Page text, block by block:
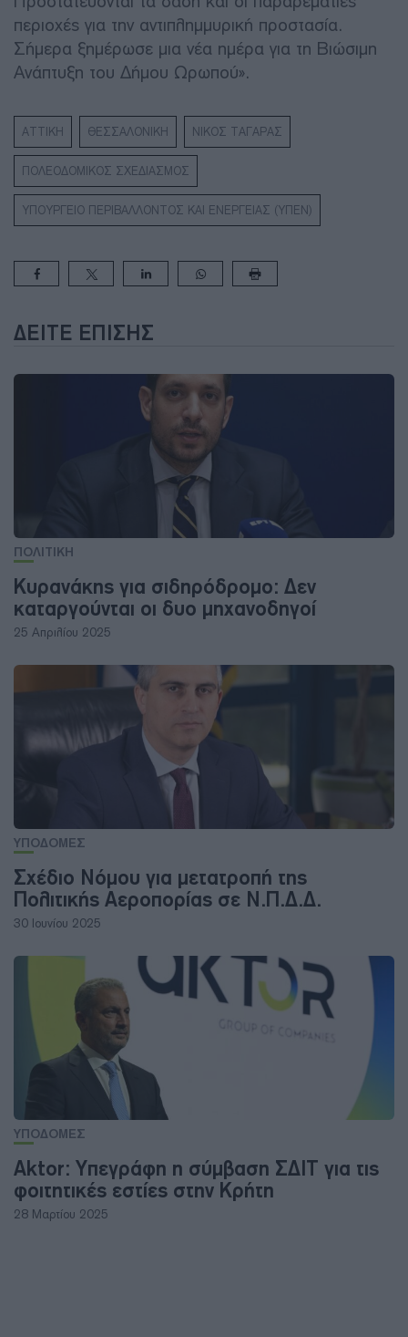
περιοχές για την αντιπλημμυρική προστασία.
Σήμερα ξημέρωσε μια νέα ημέρα για τη Βιώσιμη
Ανάπτυξη του Δήμου Ωρωπού».
ΑΤΤΙΚΗ ΘΕΣΣΑΛΟΝΙΚΗ ΝΙΚΟΣ ΤΑΓΑΡΑΣ
ΠΟΛΕΟΔΟΜΙΚΟΣ ΣΧΕΔΙΑΣΜΟΣ
ΥΠΟΥΡΓΕΙΟ ΠΕΡΙΒΑΛΛΟΝΤΟΣ ΚΑΙ ΕΝΕΡΓΕΙΑΣ (ΥΠΕΝ)
ΔΕΊΤΕ ΕΠΊΣΗΣ
ΠΟΛΙΤΙΚΗ
Κυρανάκης για σιδηρόδρομο: Δεν
καταργούνται οι δυο μηχανοδηγοί
25 Απριλίου 2025
ΥΠΟΔΟΜΕΣ
Σχέδιο Νόμου για μετατροπή της
Πολιτικής Αεροπορίας σε Ν.Π.Δ.Δ.
30 Ιουνίου 2025
ΥΠΟΔΟΜΕΣ
Aktor: Υπεγράφη η σύμβαση ΣΔΙΤ για τις
φοιτητικές εστίες στην Κρήτη
28 Μαρτίου 2025